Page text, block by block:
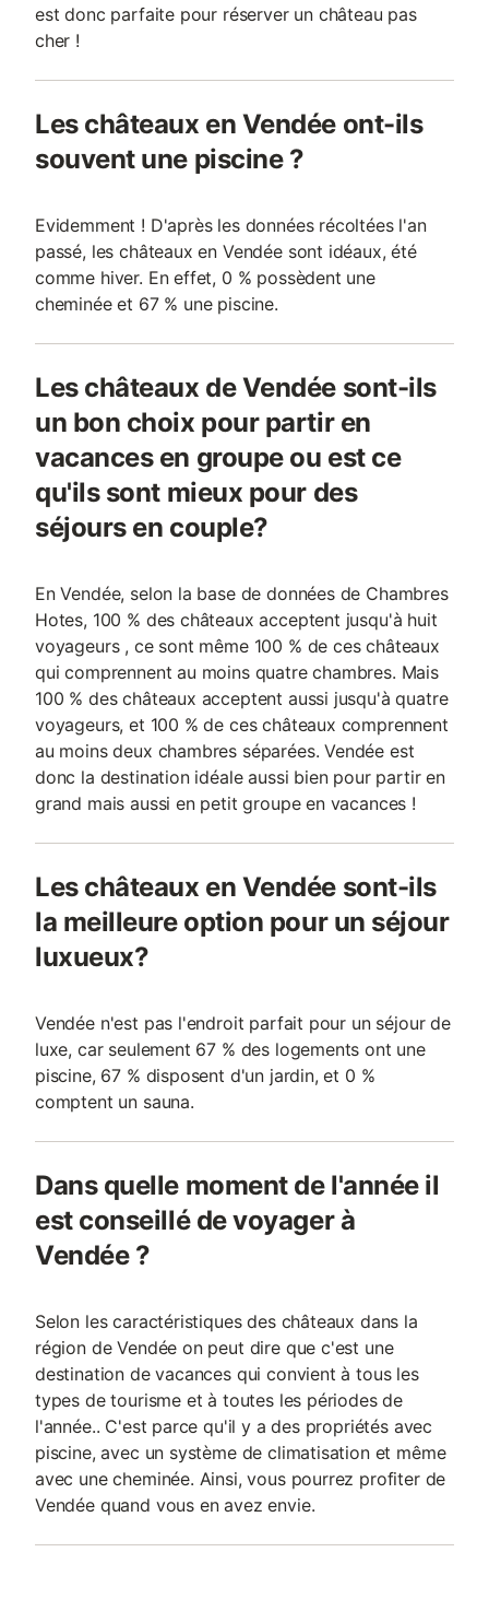
est donc parfaite pour réserver un château pas
cher !
Les châteaux en Vendée ont-ils
souvent une piscine ?
Evidemment ! D'après les données récoltées l'an
passé, les châteaux en Vendée sont idéaux, été
comme hiver. En effet, 0 % possèdent une
cheminée et 67 % une piscine.
Les châteaux de Vendée sont-ils
un bon choix pour partir en
vacances en groupe ou est ce
qu'ils sont mieux pour des
séjours en couple?
En Vendée, selon la base de données de Chambres
Hotes, 100 % des châteaux acceptent jusqu'à huit
voyageurs , ce sont même 100 % de ces châteaux
qui comprennent au moins quatre chambres. Mais
100 % des châteaux acceptent aussi jusqu'à quatre
voyageurs, et 100 % de ces châteaux comprennent
au moins deux chambres séparées. Vendée est
donc la destination idéale aussi bien pour partir en
grand mais aussi en petit groupe en vacances !
Les châteaux en Vendée sont-ils
la meilleure option pour un séjour
luxueux?
Vendée n'est pas l'endroit parfait pour un séjour de
luxe, car seulement 67 % des logements ont une
piscine, 67 % disposent d'un jardin, et 0 %
comptent un sauna.
Dans quelle moment de l'année il
est conseillé de voyager à
Vendée ?
Selon les caractéristiques des châteaux dans la
région de Vendée on peut dire que c'est une
destination de vacances qui convient à tous les
types de tourisme et à toutes les périodes de
l'année.. C'est parce qu'il y a des propriétés avec
piscine, avec un système de climatisation et même
avec une cheminée. Ainsi, vous pourrez profiter de
Vendée quand vous en avez envie.